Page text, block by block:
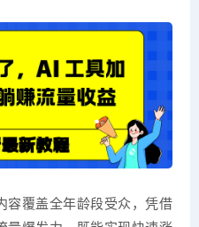
容覆盖全年龄段受众，凭借